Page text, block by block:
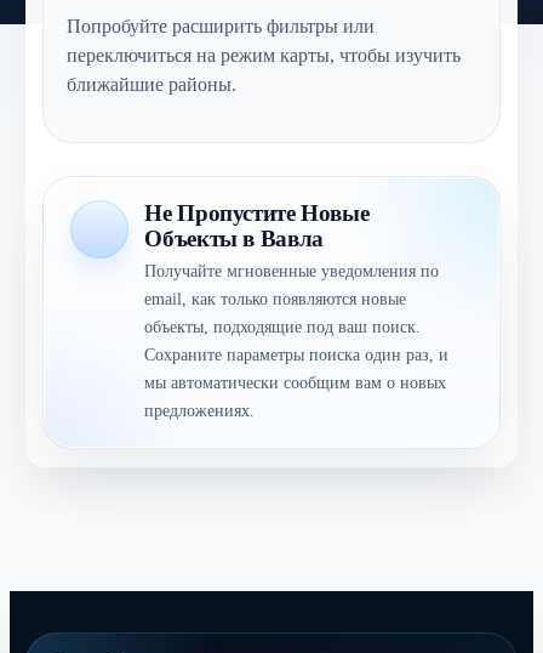
Попробуйте расширить фильтры или
переключиться на режим карты, чтобы изучить
ближайшие районы.
Не Пропустите Новые
Объекты в Вавла
Получайте мгновенные уведомления по
email, как только появляются новые
объекты, подходящие под ваш поиск.
Сохраните параметры поиска один раз, и
мы автоматически сообщим вам о новых
предложениях.